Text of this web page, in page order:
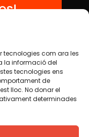
tecnologies com ara les
la informació del
tecnologies ens
de
lloc. No donar el
determinades
compartirse. Por eso